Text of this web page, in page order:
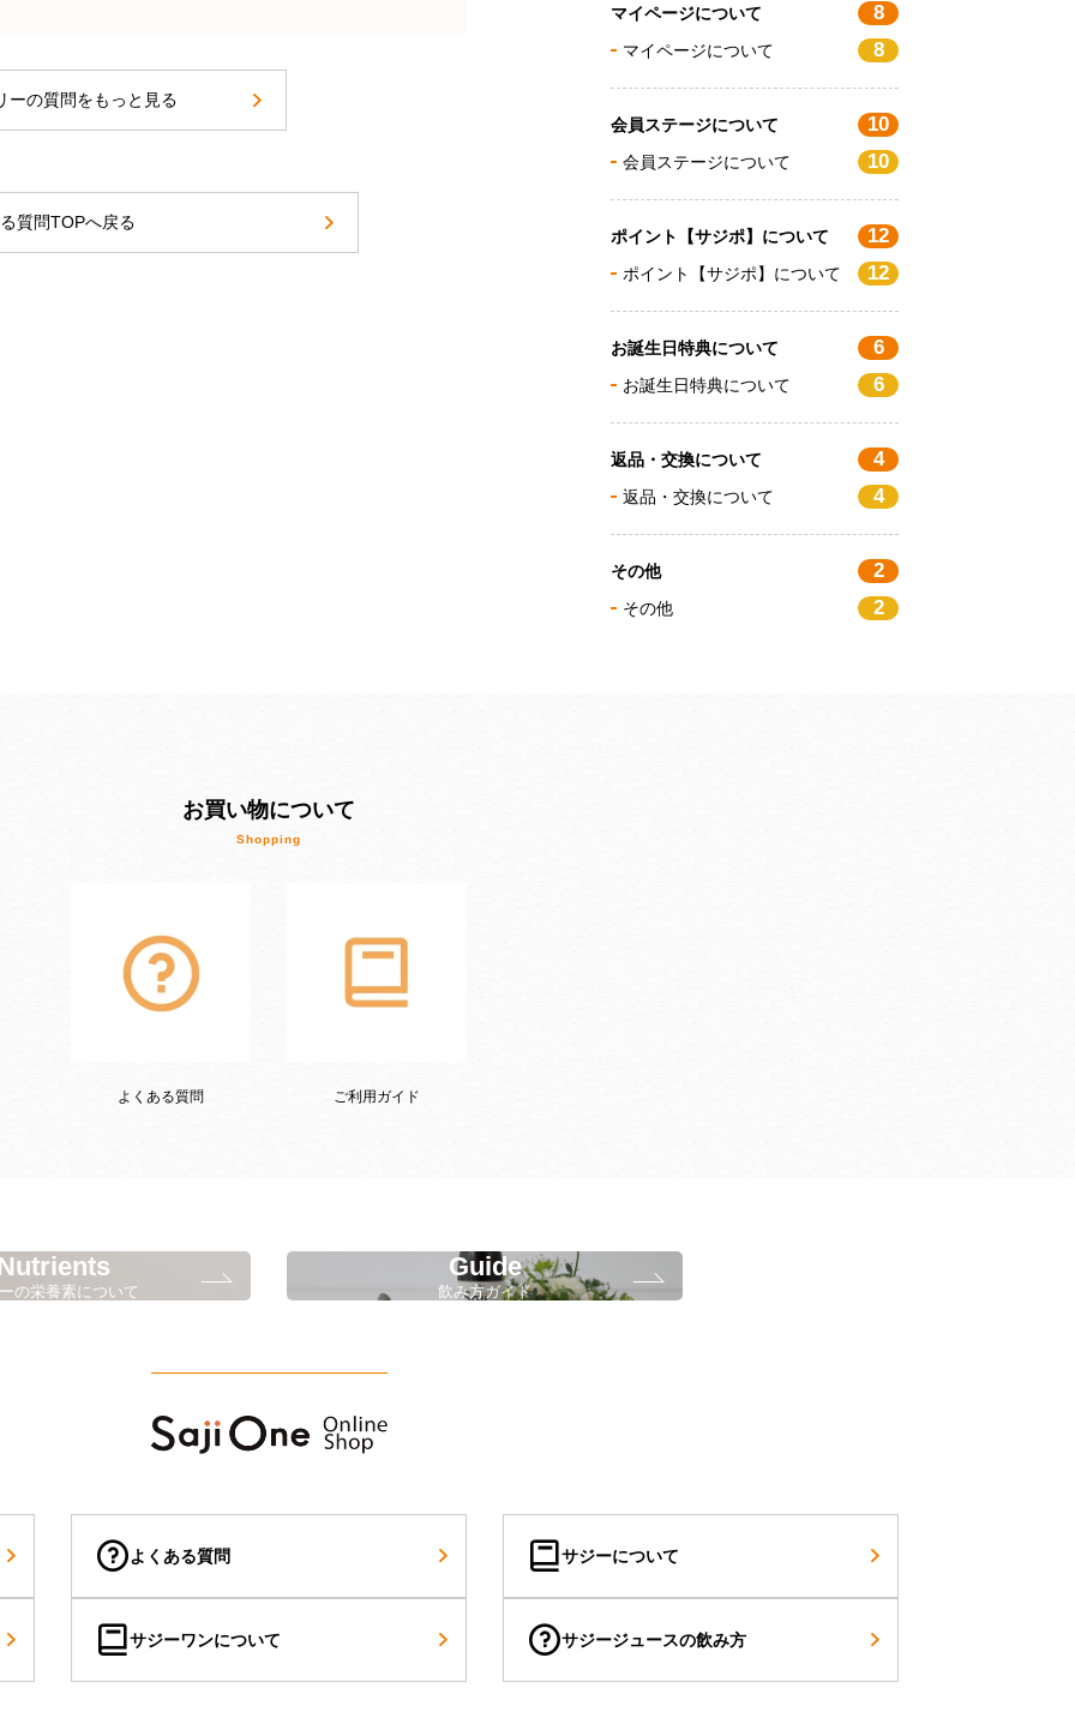
ーの質問をもっと見る
質問TOPへ戻る
マイページについて 8
マイページについて 8
会員ステージについて 10
会員ステージについて 10
ポイント【サジポ】について 12
ポイント【サジポ】について 12
お誕生日特典について 6
お誕生日特典について 6
返品・交換について 4
返品・交換について 4
その他 2
その他 2
お買い物について
よくある質問 ご利用ガイド
の栄養素について
Guide
飲み方ガイド
よくある質問 サジーについて
サジーワンについて サジージュースの飲み方